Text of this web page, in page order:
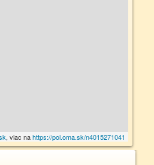
, viac nahttps://poi.oma.sk/n4015271041